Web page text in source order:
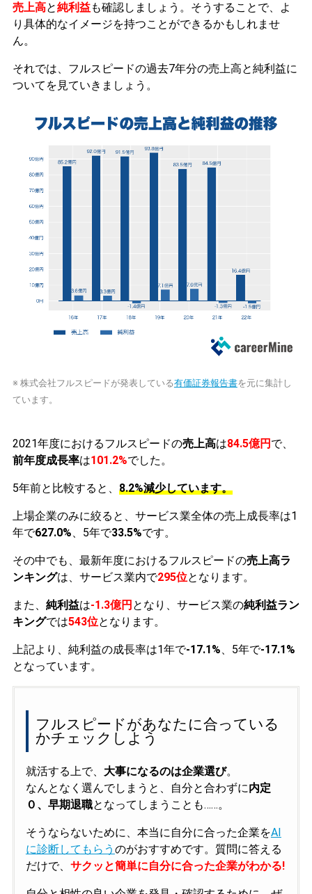
売上高と純利益も確認しましょう。そうすることで、よ
り具体的なイメージを持つことができるかもしれませ
ん。
それでは、フルスピードの過去7年分の売上高と純利益に
ついてを見ていきましょう。
※ 株式会社フルスピードが発表している有価証券報告書を元に集計し
ています。
2021年度におけるフルスピードの売上高は84.5億円 で、
前年度成長率は101.2%でした。
5年前と比較すると、 8.2%減少しています。
上場企業のみに絞ると、サービス業全体の売上成長率は1
年で627.0%、5年で33.5%です。
その中でも、最新年度におけるフルスピードの売上高ラ
ンキングは、サービス業内で295位となります。
また、 純利益は-1.3億円 となり、サービス業の純利益ラン
キングでは543位となります。
上記より、純利益の成長率は1年で-17.1%、5年で-17.1%
となっています。
フルスピードがあなたに合っている
かチェックしよう
就活する上で、 大事になるのは企業選び。
なんとなく選んでしまうと、自分と合わずに内定
０、早期退職となってしまうことも……。
そうならないために、本当に自分に合った企業をAI
に診断してもらう のがおすすめです。質問に答える
だけで、 サクッと簡単に自分に合った企業がわかる!